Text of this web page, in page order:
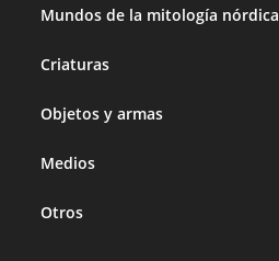
Mundos de la mitología nórdica
Criaturas
Objetos y armas
Medios
Otros